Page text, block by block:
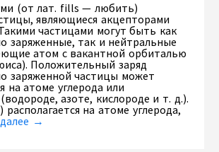
(от лат. fills — любить)
являющиеся акцепторами
частицами могут быть как
заряженные, так и нейтральные
атом с вакантной орбиталью
Положительный заряд
заряженной частицы может
на атоме углерода или
азоте, кислороде и т. д.).
располагается на атоме углерода,
→